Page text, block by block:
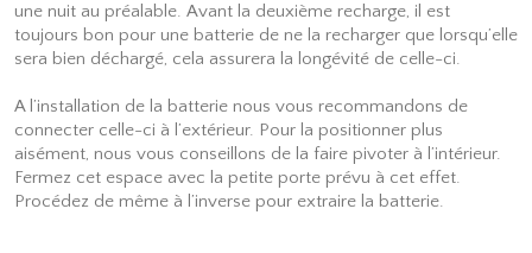
une nuit au préalable. Avant la deuxième recharge, il est
toujours bon pour une batterie de ne la recharger que lorsqu’elle
sera bien déchargé, cela assurera la longévité de celle-ci.
A l’installation de la batterie nous vous recommandons de
connecter celle-ci à l’extérieur. Pour la positionner plus
aisément, nous vous conseillons de la faire pivoter à l’intérieur.
Fermez cet espace avec la petite porte prévu à cet effet.
Procédez de même à l’inverse pour extraire la batterie.